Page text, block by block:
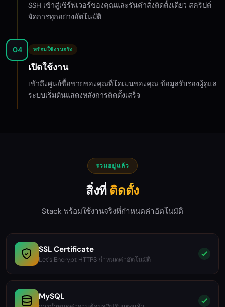
SSH เข้าสู่เซิร์ฟเวอร์ของคุณและรันคำสั่งติดตั้งเดียว สคริปต์
จัดการทุกอย่างอัตโนมัติ
04 พร้อมใช้งานจริง
เปิดใช้งาน
เข้าถึงศูนย์ซื้อขายของคุณที่โดเมนของคุณ ข้อมูลรับรองผู้ดูแล
ระบบเริ่มต้นแสดงหลังการติดตั้งเสร็จ
รวมอยู่แล้ว
สิ่งที่ ติดตั้ง
Stack พร้อมใช้งานจริงที่กำหนดค่าอัตโนมัติ
SSL Certificate
Let's Encrypt HTTPS กำหนดค่าอัตโนมัติ
MySQL